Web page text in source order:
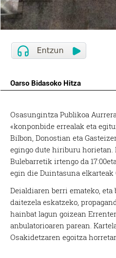
Oarso Bidasoko Hitza
Osasungintza Publikoa
«konponbide errealak eta
Bilbon, Donostian eta
egingo dute hiriburu horietan.
Bulebarretik irtengo da
egin die Duintasuna elkarteak
Deialdiaren berri emateko,
daitezela eskatzeko,
hainbat lagun goizean
anbulatorioaren parean.
Osakidetzaren egoitza